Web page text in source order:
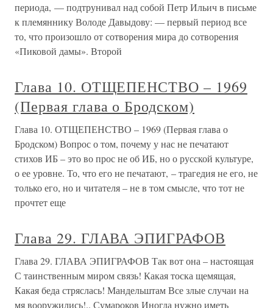
периода, — подтрунивал над собой Петр Ильич в письме
к племяннику Володе Давыдову: — первый период все
то, что произошло от сотворения мира до сотворения
«Пиковой дамы». Второй
Глава 10. ОТЩЕПЕНСТВО – 1969
(Первая глава о Бродском)
Глава 10. ОТЩЕПЕНСТВО – 1969 (Первая глава о
Бродском) Вопрос о том, почему у нас не печатают
стихов ИБ – это во прос не об ИБ, но о русской культуре,
о ее уровне. То, что его не печатают, – трагедия не его, не
только его, но и читателя – не в том смысле, что тот не
прочтет еще
Глава 29. ГЛАВА ЭПИГРАФОВ
Глава 29. ГЛАВА ЭПИГРАФОВ Так вот она – настоящая
С таинственным миром связь! Какая тоска щемящая,
Какая беда стряслась! Мандельштам Все злые случаи на
мя вооружились!.. Сумароков Иногда нужно иметь